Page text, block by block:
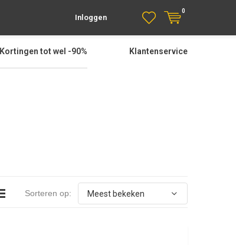
Inloggen
0
Kortingen tot wel -90% Klantenservice
Sorteren op: